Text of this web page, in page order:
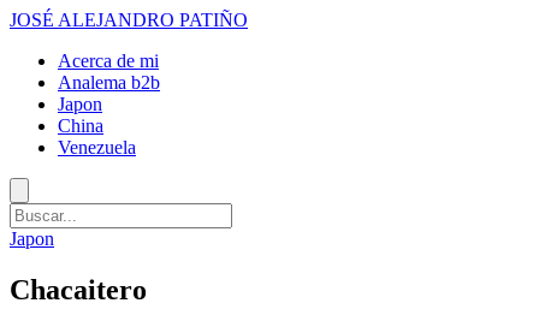
JOSÉ ALEJANDRO PATIÑO
Acerca de mi
Analema b2b
Japon
China
Venezuela
Japon
Chacaitero